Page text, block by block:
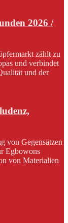
2026 /
zählt zu
und verbindet
und der
von Gegensätzen
Egbowons
von Materialien